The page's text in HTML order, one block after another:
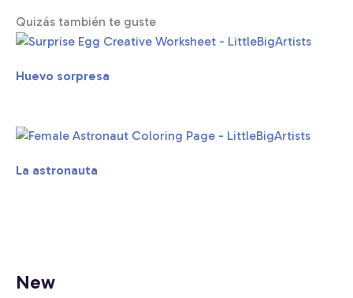
Quizás también te guste
Huevo sorpresa
La astronauta
New